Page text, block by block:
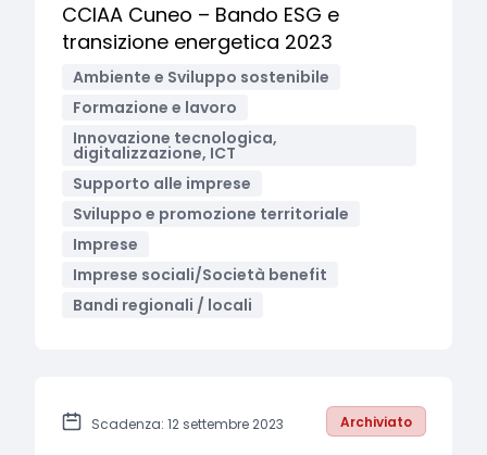
CCIAA Cuneo – Bando ESG e
transizione energetica 2023
Ambiente e Sviluppo sostenibile
Formazione e lavoro
Innovazione tecnologica,
digitalizzazione, ICT
Supporto alle imprese
Sviluppo e promozione territoriale
Imprese
Imprese sociali/Società benefit
Bandi regionali / locali
Scadenza: 12 settembre 2023 Archiviato